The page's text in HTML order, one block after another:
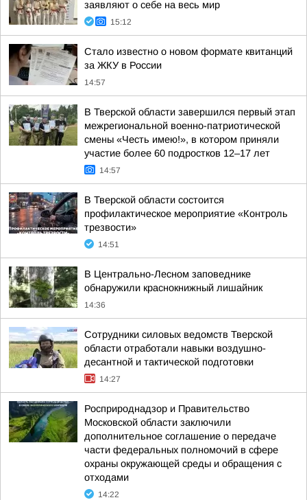
заявляют о себе на весь мир
15:12
Стало известно о новом формате квитанций
за ЖКУ в России
14:57
В Тверской области завершился первый этап
межрегиональной военно-патриотической
смены «Честь имею!», в котором приняли
участие более 60 подростков 12–17 лет
14:57
В Тверской области состоится
профилактическое мероприятие «Контроль
трезвости»
14:51
В Центрально-Лесном заповеднике
обнаружили краснокнижный лишайник
14:36
Сотрудники силовых ведомств Тверской
области отработали навыки воздушно-
десантной и тактической подготовки
14:27
Росприроднадзор и Правительство
Московской области заключили
дополнительное соглашение о передаче
части федеральных полномочий в сфере
охраны окружающей среды и обращения с
отходами
14:22